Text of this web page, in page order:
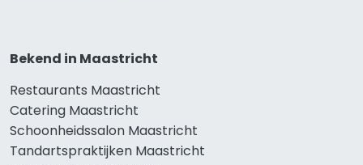
Bekend in Maastricht
Restaurants Maastricht
Catering Maastricht
Schoonheidssalon Maastricht
Tandartspraktijken Maastricht